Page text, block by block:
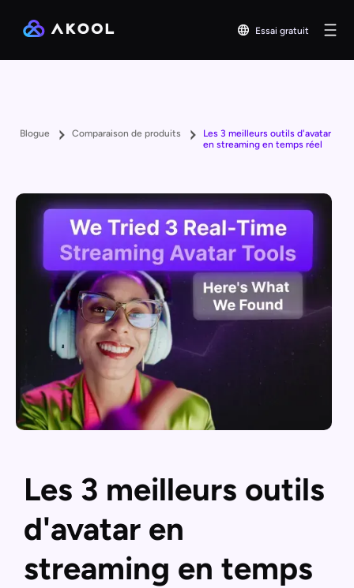
Essai gratuit
Blogue Comparaison de produits
Les 3 meilleurs outils d'avatar
en streaming en temps réel
Les 3 meilleurs outils
d'avatar en
streaming en temps